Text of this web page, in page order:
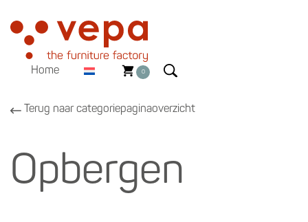
Home 0
Terug naar categoriepaginaoverzicht
Opbergen